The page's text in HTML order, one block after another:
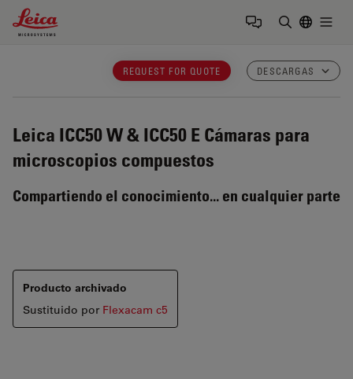
Leica Microsystems Logo
REQUEST FOR QUOTE DESCARGAS
Leica ICC50 W & ICC50 E Cámaras para
microscopios compuestos
Compartiendo el conocimiento... en cualquier parte
Producto archivado
Sustituido por Flexacam c5